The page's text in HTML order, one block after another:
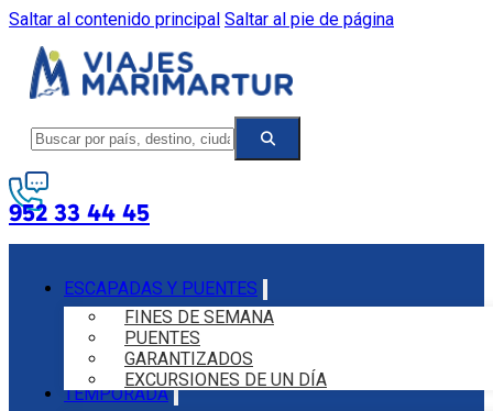
Saltar al contenido principal Saltar al pie de página
952 33 44 45
ESCAPADAS Y PUENTES
FINES DE SEMANA
PUENTES
GARANTIZADOS
EXCURSIONES DE UN DÍA
TEMPORADA